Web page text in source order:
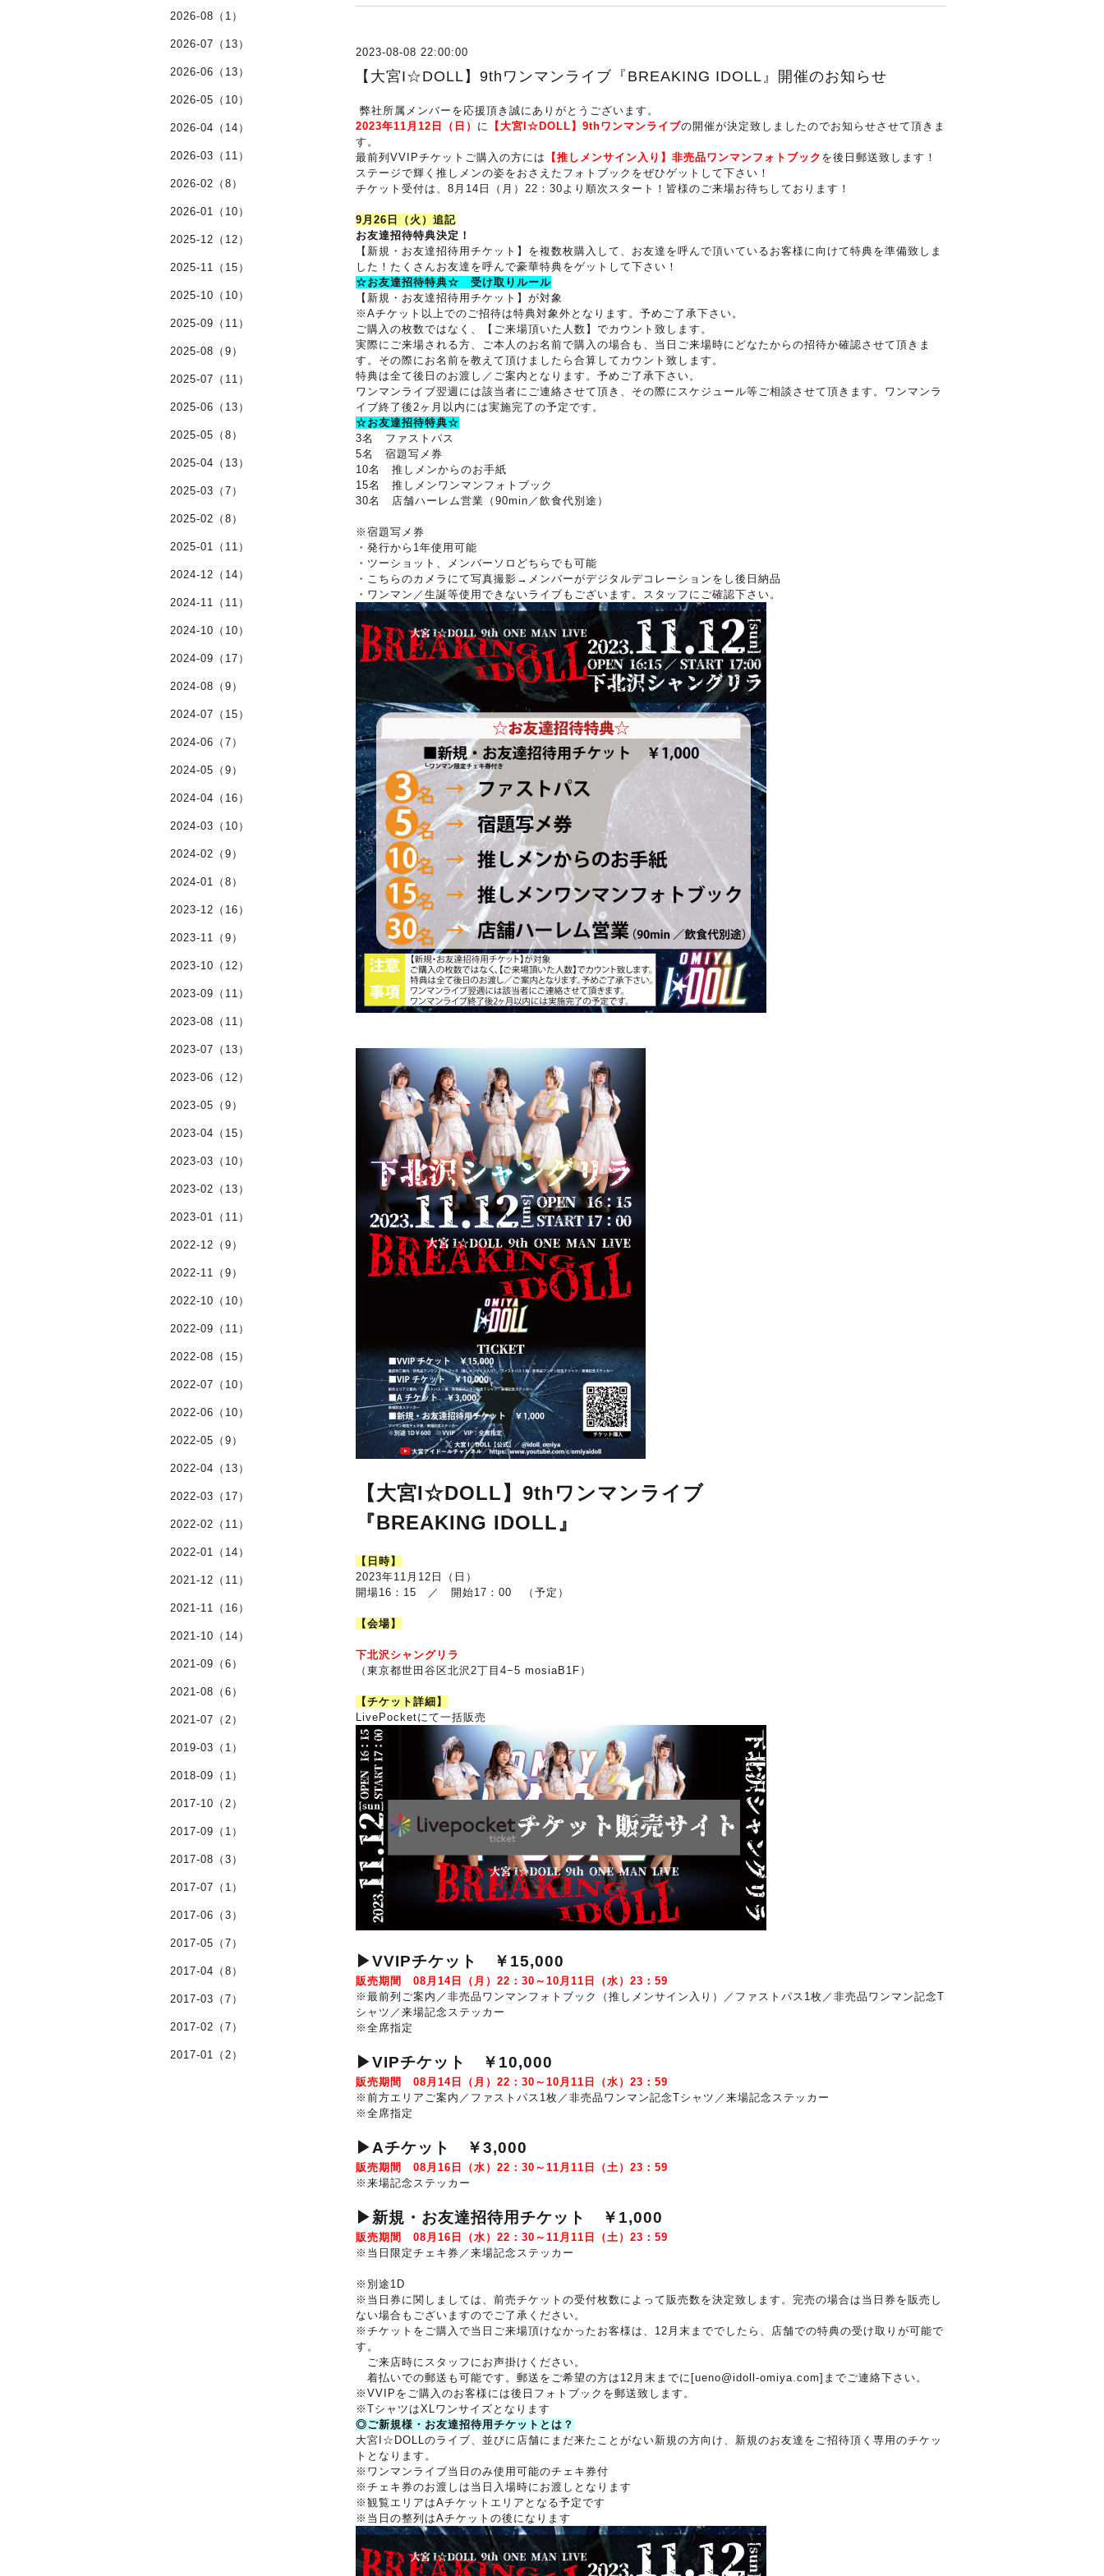
2023-08-08 22:00:00
【大宮I☆DOLL】9thワンマンライブ『BREAKING IDOLL』開催のお知らせ
弊社所属メンバーを応援頂き誠にありがとうございます。
2023年11月12日（日） に 【大宮I☆DOLL】9thワンマンライブの開催が決定致しましたのでお知らせさせて頂きま
す。
最前列VVIPチケットご購入の方には
【推しメンサイン入り】非売品ワンマンフォトブック を後日郵送致します！
ステージで輝く推しメンの姿をおさえたフォトブックをぜひゲットして下さい！
チケット受付は、8月14日（月）22：30より順次スタート！皆様のご来場お待ちしております！
9月26日（火）追記
お友達招待特典決定！
【新規・お友達招待用チケット】を複数枚購入して、お友達を呼んで頂いているお客様に向けて特典を準備致しま
した！たくさんお友達を呼んで豪華特典をゲットして下さい！
☆お友達招待特典☆ 受け取りルール
【新規・お友達招待用チケット】が対象
※Aチケット以上でのご招待は特典対象外となります。予めご了承下さい。
ご購入の枚数ではなく、【ご来場頂いた人数】でカウント致します。
実際にご来場される方、ご本人のお名前で購入の場合も、当日ご来場時にどなたからの招待か確認させて頂きま
す。その際にお名前を教えて頂けましたら合算してカウント致します。
特典は全て後日のお渡し／ご案内となります。予めご了承下さい。
ワンマンライブ翌週には該当者にご連絡させて頂き、その際にスケジュール等ご相談させて頂きます。ワンマンラ
イブ終了後2ヶ月以内には実施完了の予定です。
☆お友達招待特典☆
3名 ファストパス
5名 宿題写メ券
10名 推しメンからのお手紙
15名 推しメンワンマンフォトブック
30名 店舗ハーレム営業（90min／飲食代別途）
※宿題写メ券
・発行から1年使用可能
・ツーショット、メンバーソロどちらでも可能
・こちらのカメラにて写真撮影→メンバーがデジタルデコレーションをし後日納品
・ワンマン／生誕等使用できないライブもございます。スタッフにご確認下さい。
【大宮I☆DOLL】9thワンマンライブ
『BREAKING IDOLL』
【日時】
2023年11月12日（日）
開場16：15 ／ 開始17：00 （予定）
【会場】
下北沢シャングリラ
（東京都世田谷区北沢2丁目4−5 mosiaB1F）
【チケット詳細】
LivePocketにて一括販売
▶VVIPチケット ￥15,000
販売期間 08月14日（月）22：30～10月11日（水）23：59
※最前列ご案内／非売品ワンマンフォトブック（推しメンサイン入り）／ファストパス1枚／非売品ワンマン記念T
シャツ／来場記念ステッカー
※全席指定
▶VIPチケット ￥10,000
販売期間 08月14日（月）22：30～10月11日（水）23：59
※前方エリアご案内／ファストパス1枚／非売品ワンマン記念Tシャツ／来場記念ステッカー
※全席指定
▶Aチケット ￥3,000
販売期間 08月16日（水）22：30～11月11日（土）23：59
※来場記念ステッカー
▶新規・お友達招待用チケット ￥1,000
販売期間 08月16日（水）22：30～11月11日（土）23：59
※当日限定チェキ券／来場記念ステッカー
※別途1D
※当日券に関しましては、前売チケットの受付枚数によって販売数を決定致します。完売の場合は当日券を販売し
ない場合もございますのでご了承ください。
※チケットをご購入で当日ご来場頂けなかったお客様は、12月末まででしたら、店舗での特典の受け取りが可能で
す。
ご来店時にスタッフにお声掛けください。
着払いでの郵送も可能です。郵送をご希望の方は12月末までに[ueno@idoll-omiya.com]までご連絡下さい。
※VVIPをご購入のお客様には後日フォトブックを郵送致します。
※TシャツはXLワンサイズとなります
◎ご新規様・お友達招待用チケットとは？
大宮I☆DOLLのライブ、並びに店舗にまだ来たことがない新規の方向け、新規のお友達をご招待頂く専用のチケッ
トとなります。
※ワンマンライブ当日のみ使用可能のチェキ券付
※チェキ券のお渡しは当日入場時にお渡しとなります
※観覧エリアはAチケットエリアとなる予定です
※当日の整列はAチケットの後になります
2026-08（1）
2026-07（13）
2026-06（13）
2026-05（10）
2026-04（14）
2026-03（11）
2026-02（8）
2026-01（10）
2025-12（12）
2025-11（15）
2025-10（10）
2025-09（11）
2025-08（9）
2025-07（11）
2025-06（13）
2025-05（8）
2025-04（13）
2025-03（7）
2025-02（8）
2025-01（11）
2024-12（14）
2024-11（11）
2024-10（10）
2024-09（17）
2024-08（9）
2024-07（15）
2024-06（7）
2024-05（9）
2024-04（16）
2024-03（10）
2024-02（9）
2024-01（8）
2023-12（16）
2023-11（9）
2023-10（12）
2023-09（11）
2023-08（11）
2023-07（13）
2023-06（12）
2023-05（9）
2023-04（15）
2023-03（10）
2023-02（13）
2023-01（11）
2022-12（9）
2022-11（9）
2022-10（10）
2022-09（11）
2022-08（15）
2022-07（10）
2022-06（10）
2022-05（9）
2022-04（13）
2022-03（17）
2022-02（11）
2022-01（14）
2021-12（11）
2021-11（16）
2021-10（14）
2021-09（6）
2021-08（6）
2021-07（2）
2019-03（1）
2018-09（1）
2017-10（2）
2017-09（1）
2017-08（3）
2017-07（1）
2017-06（3）
2017-05（7）
2017-04（8）
2017-03（7）
2017-02（7）
2017-01（2）